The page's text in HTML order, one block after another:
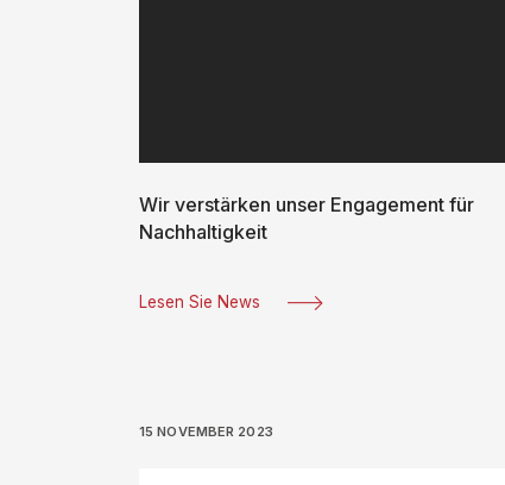
Wir verstärken unser Engagement für
Nachhaltigkeit
Lesen Sie News
15 NOVEMBER 2023